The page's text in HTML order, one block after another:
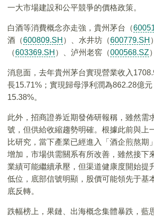
一大市場建設和公平競爭的價格政策。
白酒等消費概念亦走強，貴州茅台（
酒（600809.SH ）、水井坊（600779.SH
（603369.SH ）、泸州老窖（000568.SZ
消息面，去年貴州茅台實現營業收入
長15.71%；實現歸母淨利潤為862.28億
15.38%。
此外，招商證券近期發佈研報稱，雖然需
號，但供給收縮趨勢明確。根據此前與上
比研究，當下產業已經進入「酒企煎熬期
增加，市場供需關系有所改善，雖然接下
業績可能繼續承壓，但渠道健康度開始提
低位，底部信號明顯，股價可能領先于基
底反轉。
跌幅榜上，果鏈、出海概念集體暴跌，藍